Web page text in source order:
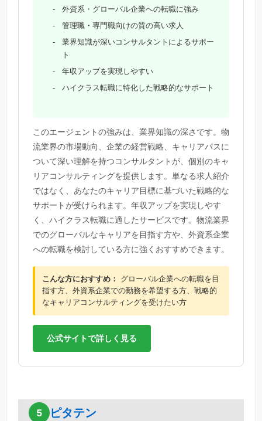
外資系・グローバル企業への転職に強み
管理職・専門職向けの質の高い求人
業界知識が深いコンサルタントによるサポー
ト
年収アップを実現しやすい
ハイクラス転職に特化した戦略的なサポート
このエージェントの強みは、業界知識の深さです。物
流業界の市場動向、企業の経営戦略、キャリアパスに
ついて深い理解を持つコンサルタントが、個別のキャ
リアコンサルティングを提供します。単なる求人紹介
ではなく、あなたのキャリア目標に基づいた戦略的な
サポートが受けられます。年収アップを実現しやす
く、ハイクラス転職に適したサービスです。物流業界
でのグローバルなキャリアを目指す方や、外資系企業
への転職を検討している方に強くおすすめできます。
こんな方におすすめ：
グローバル企業への転職を目
指す方、外資系企業での勤務を希望する方、戦略的
なキャリアコンサルティングを受けたい方
公式サイトで詳しく見る
5 ピタテン